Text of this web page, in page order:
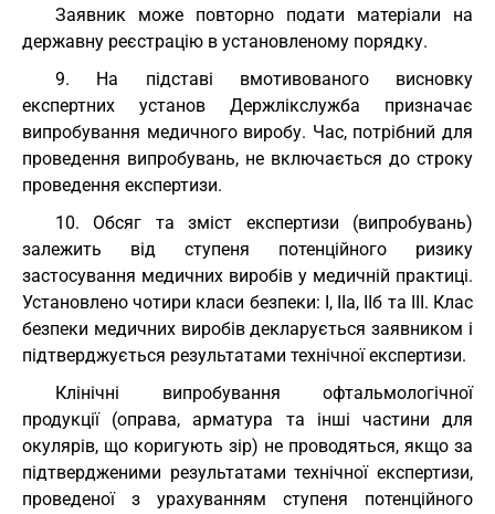
Заявник може повторно подати матеріали на
державну реєстрацію в установленому порядку.
9. На підставі вмотивованого висновку
експертних установ Держлікслужба призначає
випробування медичного виробу. Час, потрібний для
проведення випробувань, не включається до строку
проведення експертизи.
10. Обсяг та зміст експертизи (випробувань)
залежить від ступеня потенційного ризику
застосування медичних виробів у медичній практиці.
Установлено чотири класи безпеки: I, IIа, IIб та III. Клас
безпеки медичних виробів декларується заявником і
підтверджується результатами технічної експертизи.
Клінічні випробування офтальмологічної
продукції (оправа, арматура та інші частини для
окулярів, що коригують зір) не проводяться, якщо за
підтвердженими результатами технічної експертизи,
проведеної з урахуванням ступеня потенційного